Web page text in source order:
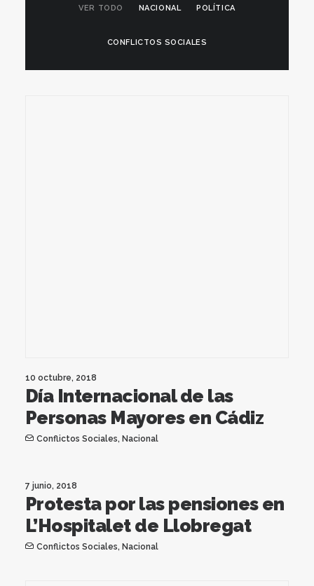
VER TODO NACIONAL POLÍTICA
CONFLICTOS SOCIALES
10 octubre, 2018
Día Internacional de las
Personas Mayores en Cádiz
Conflictos Sociales, Nacional
7 junio, 2018
Protesta por las pensiones en
L’Hospitalet de Llobregat
Conflictos Sociales, Nacional